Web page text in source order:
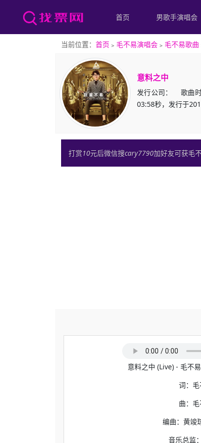
首页 男歌手演唱会
当前位置： 首页 ﹥ 毛不易演唱会 ﹥ 毛不易歌曲
意料之中
发行公司： 歌曲
03:58秒，发行于
打赏10元后微信搜cary7790加好友可获毛
意料之中 (Live) - 毛不
词：毛
曲：
编曲：黄竣
音乐总监